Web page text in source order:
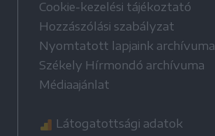
Cookie-kezelési tájékoztató
Hozzászólási szabályzat
Nyomtatott lapjaink archívuma
Székely Hírmondó archívuma
Médiaajánlat
Látogatottsági adatok